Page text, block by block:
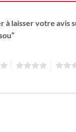
à laisser votre avis